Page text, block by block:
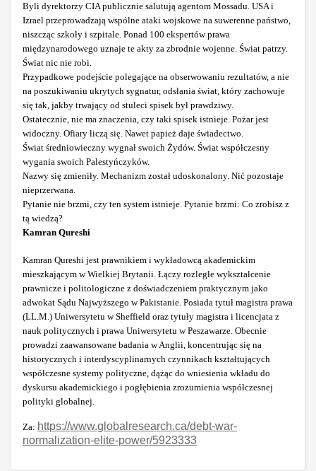
Byli dyrektorzy CIA publicznie salutują agentom Mossadu. USA i
Izrael przeprowadzają wspólne ataki wojskowe na suwerenne państwo,
niszcząc szkoły i szpitale. Ponad 100 ekspertów prawa
międzynarodowego uznaje te akty za zbrodnie wojenne. Świat patrzy.
Świat nic nie robi.
Przypadkowe podejście polegające na obserwowaniu rezultatów, a nie
na poszukiwaniu ukrytych sygnatur, odsłania świat, który zachowuje
się tak, jakby trwający od stuleci spisek był prawdziwy.
Ostatecznie, nie ma znaczenia, czy taki spisek istnieje. Pożar jest
widoczny. Ofiary liczą się. Nawet papież daje świadectwo.
Świat średniowieczny wygnał swoich Żydów. Świat współczesny
wygania swoich Palestyńczyków.
Nazwy się zmieniły. Mechanizm został udoskonalony. Nić pozostaje
nieprzerwana.
Pytanie nie brzmi, czy ten system istnieje. Pytanie brzmi: Co zrobisz z
tą wiedzą?
Kamran Qureshi
Kamran Qureshi jest prawnikiem i wykładowcą akademickim
mieszkającym w Wielkiej Brytanii. Łączy rozległe wykształcenie
prawnicze i politologiczne z doświadczeniem praktycznym jako
adwokat Sądu Najwyższego w Pakistanie. Posiada tytuł magistra prawa
(LL.M.) Uniwersytetu w Sheffield oraz tytuły magistra i licencjata z
nauk politycznych i prawa Uniwersytetu w Peszawarze. Obecnie
prowadzi zaawansowane badania w Anglii, koncentrując się na
historycznych i interdyscyplinarnych czynnikach kształtujących
współczesne systemy polityczne, dążąc do wniesienia wkładu do
dyskursu akademickiego i pogłębienia zrozumienia współczesnej
polityki globalnej.
Za: https://www.globalresearch.ca/debt-war-
normalization-elite-power/5923333